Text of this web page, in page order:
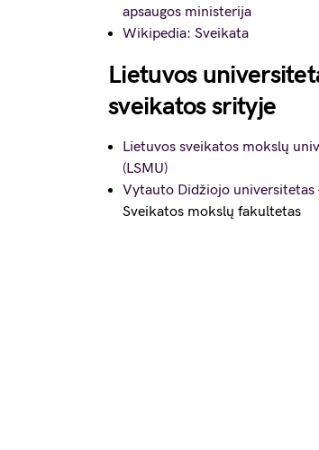
apsaugos ministerija
Wikipedia: Sveikata
Lietuvos
sveikatos srityje
Lietuvos sveikatos mokslų
(LSMU)
Vytauto Didžiojo universitetas
Sveikatos mokslų fakultetas